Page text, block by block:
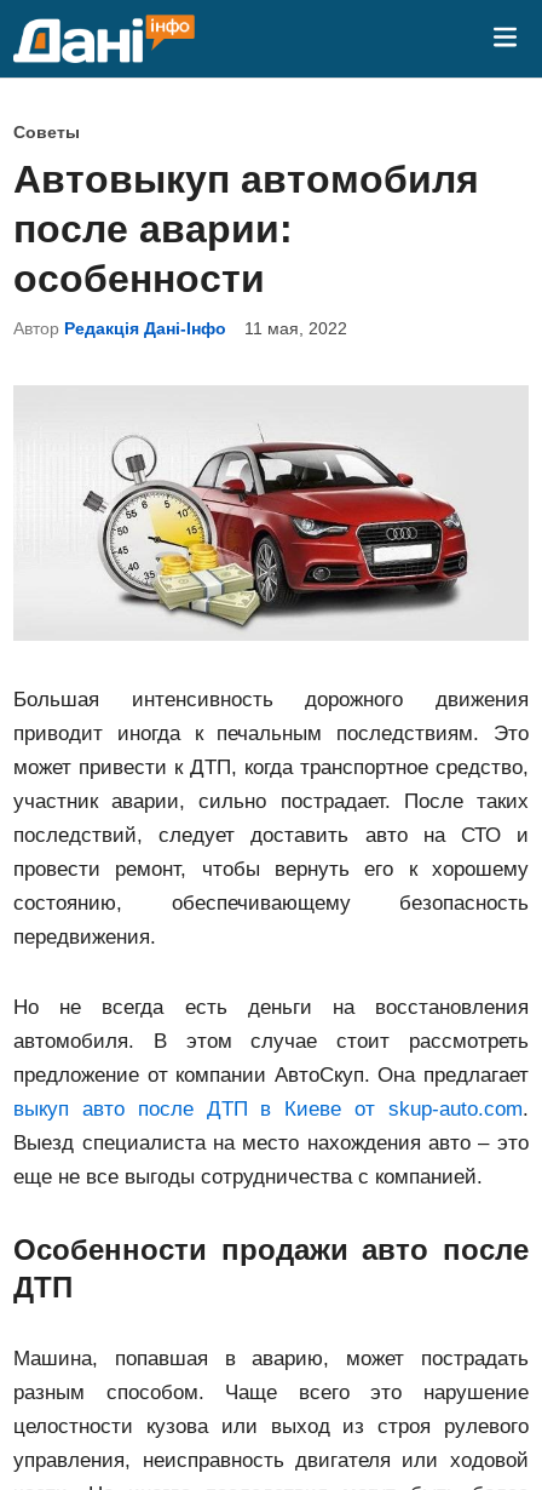
О
п
у
б
л
и
к
Советы
Автовыкуп автомобиля
после аварии:
особенности
Автор Редакція Дані-Інфо 11 мая, 2022
Большая интенсивность дорожного движения
приводит иногда к печальным последствиям. Это
может привести к ДТП, когда транспортное средство,
участник аварии, сильно пострадает. После таких
последствий, следует доставить авто на СТО и
провести ремонт, чтобы вернуть его к хорошему
состоянию, обеспечивающему безопасность
передвижения.
Но не всегда есть деньги на восстановления
автомобиля. В этом случае стоит рассмотреть
предложение от компании АвтоСкуп. Она предлагает
выкуп авто после ДТП в Киеве от skup-auto.com.
Выезд специалиста на место нахождения авто – это
еще не все выгоды сотрудничества с компанией.
Особенности продажи авто после
ДТП
Машина, попавшая в аварию, может пострадать
разным способом. Чаще всего это нарушение
целостности кузова или выход из строя рулевого
управления, неисправность двигателя или ходовой